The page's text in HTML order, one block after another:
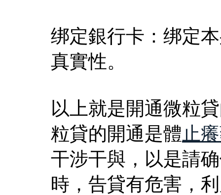
绑定銀行卡：绑定
真實性。
以上就是開通微粒
粒貸的開通是體 止
干涉干與，以是請
時，告貸有危害，